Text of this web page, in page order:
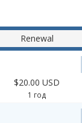
Renewal
$20.00 USD
1 год